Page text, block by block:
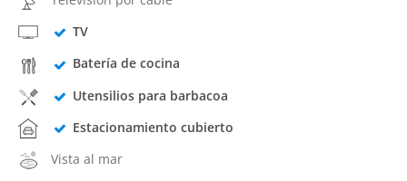
TV
Batería de cocina
Utensilios para barbacoa
Estacionamiento cubierto
Vista al mar